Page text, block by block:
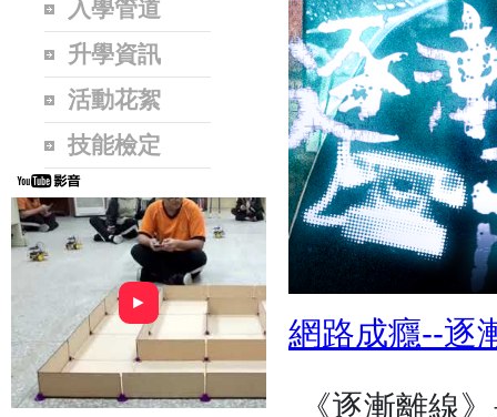
入學管道
升學資訊
活動花絮
技能檢定
►
網路成癮--逐
《逐漸離線